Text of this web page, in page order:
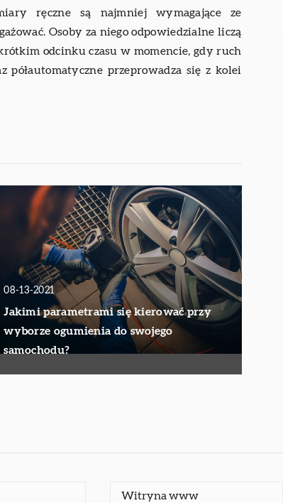
ręczne są najmniej wymagające ze
Osoby za niego odpowiedzialne liczą
odcinku czasu w momencie, gdy ruch
przeprowadza się z kolei
08-13-2021
Jakimi parametrami się kierować przy
wyborze ogumienia do swojego
samochodu?